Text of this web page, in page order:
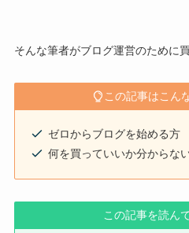
そんな筆者がブログ運営のために
この記事はこん
ゼロからブログを始める方
何を買っていいか分からな
この記事を読ん